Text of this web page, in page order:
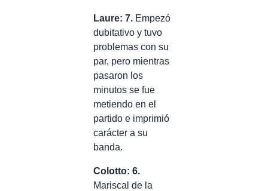
Laure: 7. Empezó
dubitativo y tuvo
problemas con su
par, pero mientras
pasaron los
minutos se fue
metiendo en el
partido e imprimió
carácter a su
banda.
Colotto: 6.
Mariscal de la